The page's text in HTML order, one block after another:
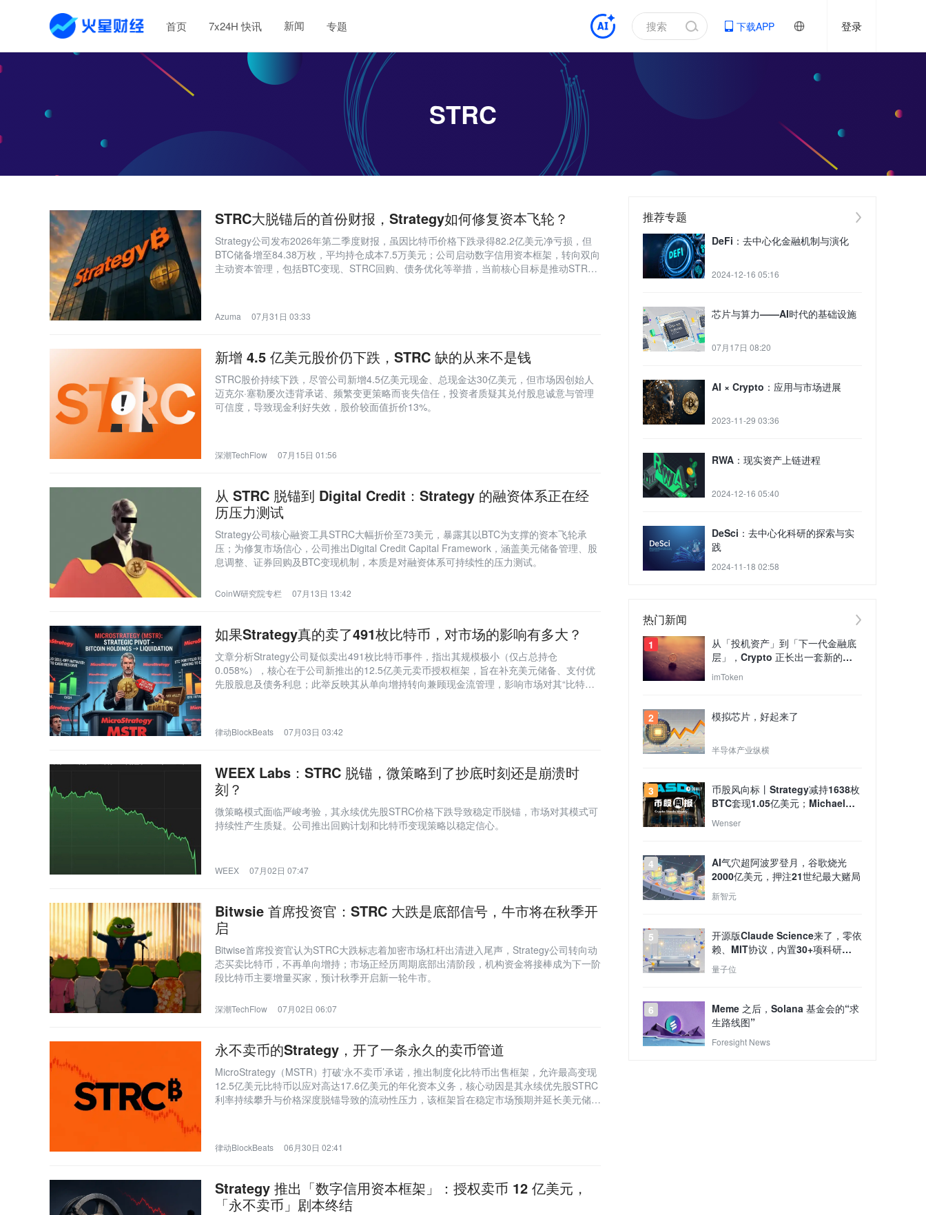
首页 7x24H 快讯 新闻 专题 下载APP 登录
STRC
STRC大脱锚后的首份财报，Strategy如何修复资本飞轮？
Strategy公司发布2026年第二季度财报，虽因比特币价格下跌录得82.2亿美元净亏损，但
BTC储备增至84.38万枚，平均持仓成本7.5万美元；公司启动数字信用资本框架，转向双向
主动资本管理，包括BTC变现、STRC回购、债务优化等举措，当前核心目标是推动STRC
Azuma 07月31日 03:33
新增 4.5 亿美元股价仍下跌，STRC 缺的从来不是钱
STRC股价持续下跌，尽管公司新增4.5亿美元现金、总现金达30亿美元，但市场因创始人
迈克尔·塞勒屡次违背承诺、频繁变更策略而丧失信任，投资者质疑其兑付股息诚意与管理
可信度，导致现金利好失效，股价较面值折价13%。
深潮TechFlow 07月15日 01:56
从 STRC 脱锚到 Digital Credit：Strategy 的融资体系正在经
历压力测试
Strategy公司核心融资工具STRC大幅折价至73美元，暴露其以BTC为支撑的资本飞轮承
压；为修复市场信心，公司推出Digital Credit Capital Framework，涵盖美元储备管理、股
息调整、证券回购及BTC变现机制，本质是对融资体系可持续性的压力测试。
CoinW研究院专栏 07月13日 13:42
如果Strategy真的卖了491枚比特币，对市场的影响有多大？
文章分析Strategy公司疑似卖出491枚比特币事件，指出其规模极小（仅占总持仓
0.058%），核心在于公司新推出的12.5亿美元卖币授权框架，旨在补充美元储备、支付优
先股股息及债务利息；此举反映其从单向增持转向兼顾现金流管理，影响市场对其“比特币
律动BlockBeats 07月03日 03:42
WEEX Labs：STRC 脱锚，微策略到了抄底时刻还是崩溃时
刻？
微策略模式面临严峻考验，其永续优先股STRC价格下跌导致稳定币脱锚，市场对其模式可
持续性产生质疑。公司推出回购计划和比特币变现策略以稳定信心。
WEEX 07月02日 07:47
Bitwsie 首席投资官：STRC 大跌是底部信号，牛市将在秋季开
启
Bitwise首席投资官认为STRC大跌标志着加密市场杠杆出清进入尾声，Strategy公司转向动
态买卖比特币，不再单向增持；市场正经历周期底部出清阶段，机构资金将接棒成为下一阶
段比特币主要增量买家，预计秋季开启新一轮牛市。
深潮TechFlow 07月02日 06:07
永不卖币的Strategy，开了一条永久的卖币管道
MicroStrategy（MSTR）打破‘永不卖币’承诺，推出制度化比特币出售框架，允许最高变现
12.5亿美元比特币以应对高达17.6亿美元的年化资本义务，核心动因是其永续优先股STRC
利率持续攀升与价格深度脱锚导致的流动性压力，该框架旨在稳定市场预期并延长美元储备
律动BlockBeats 06月30日 02:41
Strategy 推出「数字信用资本框架」：授权卖币 12 亿美元，
「永不卖币」剧本终结
推荐专题
DeFi：去中心化金融机制与演化
2024-12-16 05:16
芯片与算力——AI时代的基础设施
07月17日 08:20
AI × Crypto：应用与市场进展
2023-11-29 03:36
RWA：现实资产上链进程
2024-12-16 05:40
DeSci：去中心化科研的探索与实
践
2024-11-18 02:58
热门新闻
1
从「投机资产」到「下一代金融底
层」，Crypto 正长出一套新的
TradFi 世界？
imToken
2 模拟芯片，好起来了
半导体产业纵横
3
币股风向标丨Strategy减持1638枚
BTC套现1.05亿美元；Michael
Saylor重申本人未出售任何比特
币，Strategy买卖行为与个人持仓
Wenser
4
AI气穴超阿波罗登月，谷歌烧光
2000亿美元，押注21世纪最大赌局
新智元
5
开源版Claude Science来了，零依
赖、MIT协议，内置30+项科研
Skills
量子位
6
Meme 之后，Solana 基金会的“求
生路线图”
Foresight News